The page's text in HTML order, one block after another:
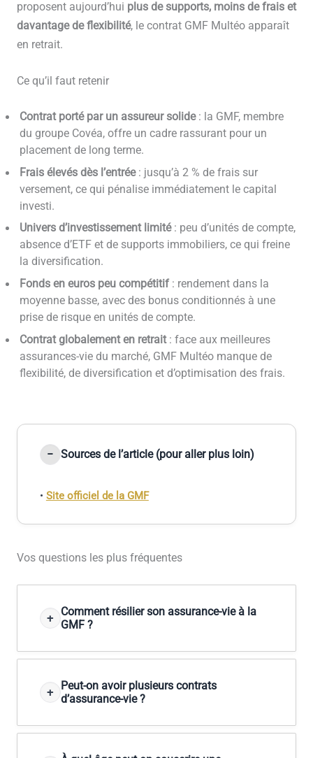
proposent aujourd’hui plus de supports, moins de frais et
davantage de flexibilité, le contrat GMF Multéo apparaît
en retrait.
Ce qu’il faut retenir
Contrat porté par un assureur solide: la GMF, membre
du groupe Covéa, offre un cadre rassurant pour un
placement de long terme.
Frais élevés dès l’entrée: jusqu’à 2 % de frais sur
versement, ce qui pénalise immédiatement le capital
investi.
Univers d’investissement limité: peu d’unités de compte,
absence d’ETF et de supports immobiliers, ce qui freine
la diversification.
Fonds en euros peu compétitif: rendement dans la
moyenne basse, avec des bonus conditionnés à une
prise de risque en unités de compte.
Contrat globalement en retrait: face aux meilleures
assurances-vie du marché, GMF Multéo manque de
flexibilité, de diversification et d’optimisation des frais.
Sources de l’article (pour aller plus loin)
• Site officiel de la GMF
Vos questions les plus fréquentes
Comment résilier son assurance-vie à la
GMF ?
Peut-on avoir plusieurs contrats
d’assurance-vie ?